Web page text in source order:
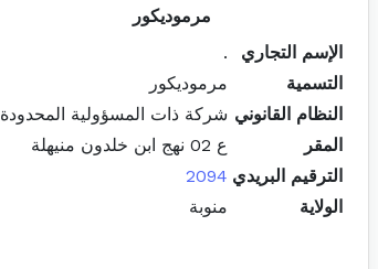
مرموديكور
الإسم التجاري
.
التسمية
مرموديكور
النظام القانوني شركة ذات المسؤولية المحدودة
المقر
ع 02 نهج ابن خلدون منيهلة
الترقيم البريدي 2094
الولاية
منوبة